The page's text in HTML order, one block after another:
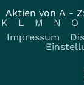
Aktien von A -
K
L M N O
Impressum